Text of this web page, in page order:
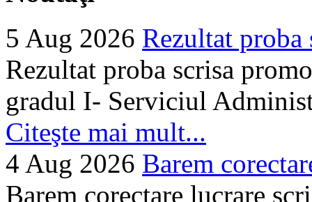
5 Aug 2026 Rezultat proba
Rezultat proba scrisa
gradul I- Serviciul
Citeşte mai mult...
4 Aug 2026 Barem
Barem corectare lucrare